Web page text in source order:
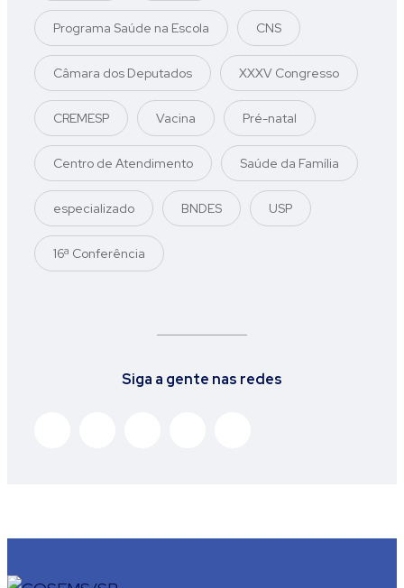
Programa Saúde na Escola CNS
Câmara dos Deputados XXXV Congresso
CREMESP Vacina Pré-natal
Centro de Atendimento Saúde da Família
especializado BNDES USP
16ª Conferência
Siga a gente nas redes